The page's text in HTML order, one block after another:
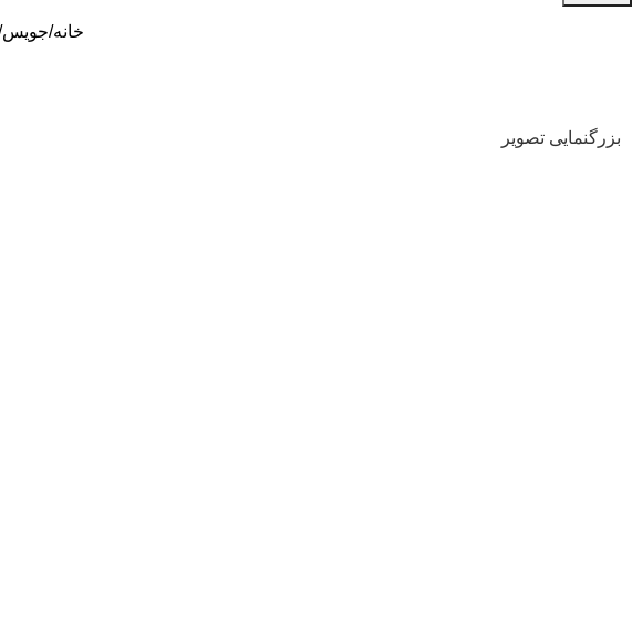
خانه جویس
بزرگنمایی تصویر